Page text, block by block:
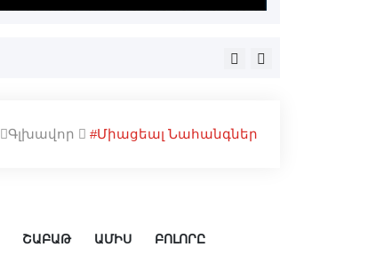
Երիտասարդ
Գլխավոր #Միացեալ Նահանգներ
ՇԱԲԱԹ ԱՄԻՍ ԲՈԼՈՐԸ